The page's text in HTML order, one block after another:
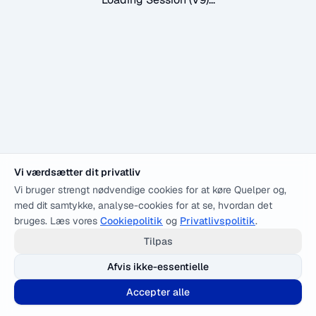
Vi værdsætter dit privatliv
Vi bruger strengt nødvendige cookies for at køre Quelper og,
med dit samtykke, analyse-cookies for at se, hvordan det
bruges. Læs vores Cookiepolitik og Privatlivspolitik.
Tilpas
Afvis ikke-essentielle
Accepter alle